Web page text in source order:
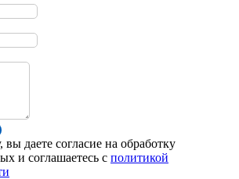
даете согласие на обработку
и соглашаетесь c политикой